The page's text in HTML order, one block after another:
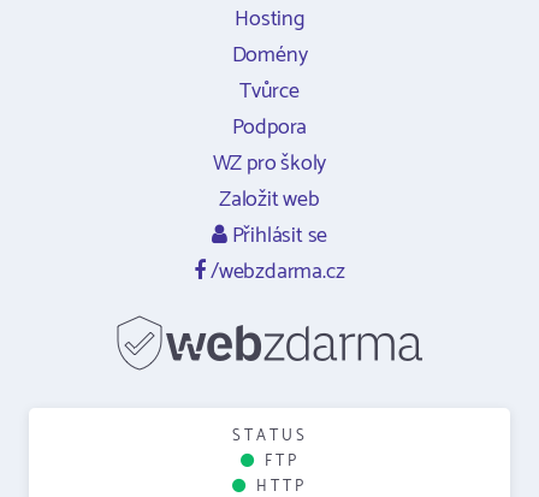
Hosting
Domény
Tvůrce
Podpora
WZ pro školy
Založit web
Přihlásit se
/webzdarma.cz
STATUS
FTP
HTTP